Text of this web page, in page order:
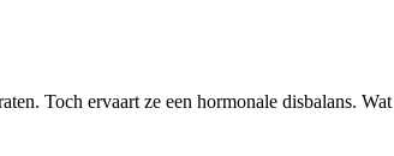
Toch ervaart ze een hormonale disbalans.